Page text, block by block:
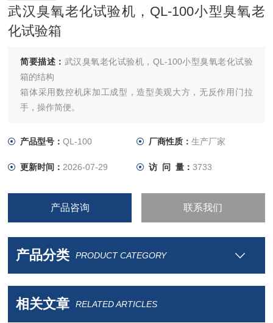
武汉臭氧老化试验机，QL-100小型臭氧老
化试验箱
简要描述： 武汉臭氧老化试验机，QL-100小型臭氧老化试验
箱的结构
箱体采用数控机床加工成型，造型美观大方，无反作用门拉
手，操作简便。
增加了外观质感和洁净度。
产品型号：QL-100 厂商性质： 生产厂家
更新时间： 2026-07-29 访 问 量： 3733
产品咨询 联系我们
产品分类 PRODUCT CATEGORY
相关文章 RELATED ARTICLES